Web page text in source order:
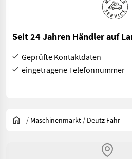
Seit 24 Jahren Händler auf
Geprüfte Kontaktdaten
eingetragene Telefonnummer
/ Maschinenmarkt / Deutz Fahr